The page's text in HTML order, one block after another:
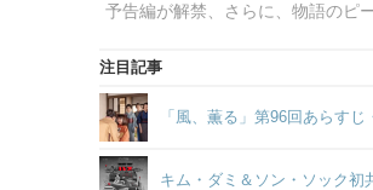
予告編が解禁、さらに、物語のピ
注目記事
「風、薫る」第96回あらす
キム・ダミ＆ソン・ソック